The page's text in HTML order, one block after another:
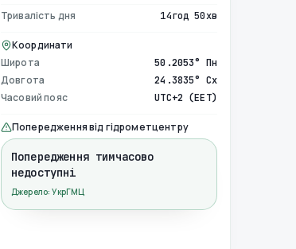
Тривалість дня 14год 50хв
Координати
Широта
50.2053° Пн
Довгота 24.3835° Сх
Часовий пояс UTC+2 (EET)
Попередження від гідрометцентру
Попередження тимчасово
недоступні
Джерело: УкрГМЦ